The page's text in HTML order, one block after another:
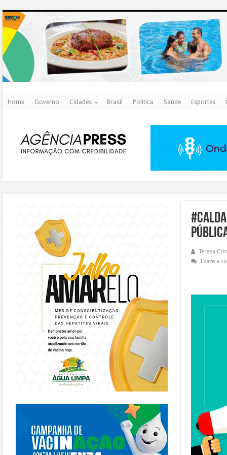
Home Governo Cidades Brasil Politica Saúde Esportes
Teresa
Leave a
https://piracanjuba.go.gov.br/